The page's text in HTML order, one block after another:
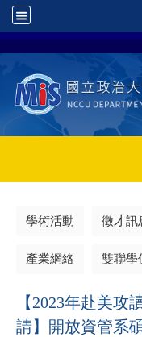
學術活動 徵才訊
產業網絡 雙聯學
【2023年赴美攻
請】開放資管系